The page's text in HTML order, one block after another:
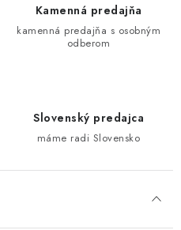
Kamenná predajňa
kamenná predajňa s osobným
odberom
Slovenský predajca
máme radi Slovensko